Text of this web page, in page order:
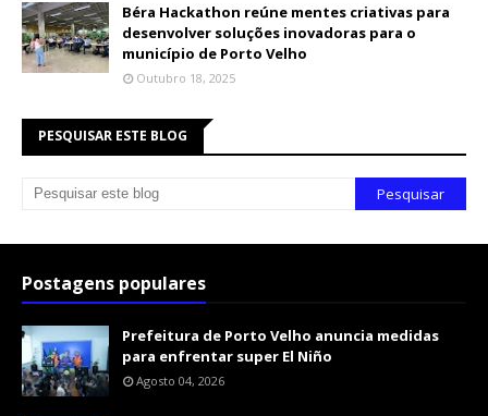
Béra Hackathon reúne mentes criativas para
desenvolver soluções inovadoras para o
município de Porto Velho
Outubro 18, 2025
PESQUISAR ESTE BLOG
Postagens populares
Prefeitura de Porto Velho anuncia medidas
para enfrentar super El Niño
Agosto 04, 2026